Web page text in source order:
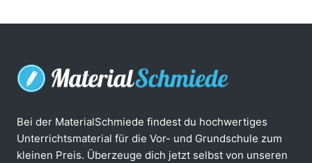
Bei der MaterialSchmiede findest du hochwertiges
Unterrichtsmaterial für die Vor- und Grundschule zum
kleinen Preis. Überzeuge dich jetzt selbst von unseren